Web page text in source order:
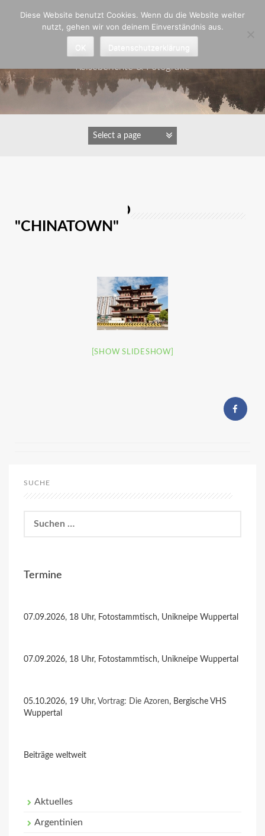
Astrid Padberg
Reiseberichte & Fotografie
IMAGES TAGGED
"CHINATOWN"
[SHOW SLIDESHOW]
SUCHE
nach:
Termine
07.09.2026, 18 Uhr, Fotostammtisch, Unikneipe Wuppertal
07.09.2026, 18 Uhr, Fotostammtisch, Unikneipe Wuppertal
05.10.2026, 19 Uhr, Vortrag: Die Azoren, Bergische VHS
Wuppertal
Beiträge weltweit
Aktuelles
Argentinien
Diese Website benutzt Cookies. Wenn du die Website weiter
nutzt, gehen wir von deinem Einverständnis aus.